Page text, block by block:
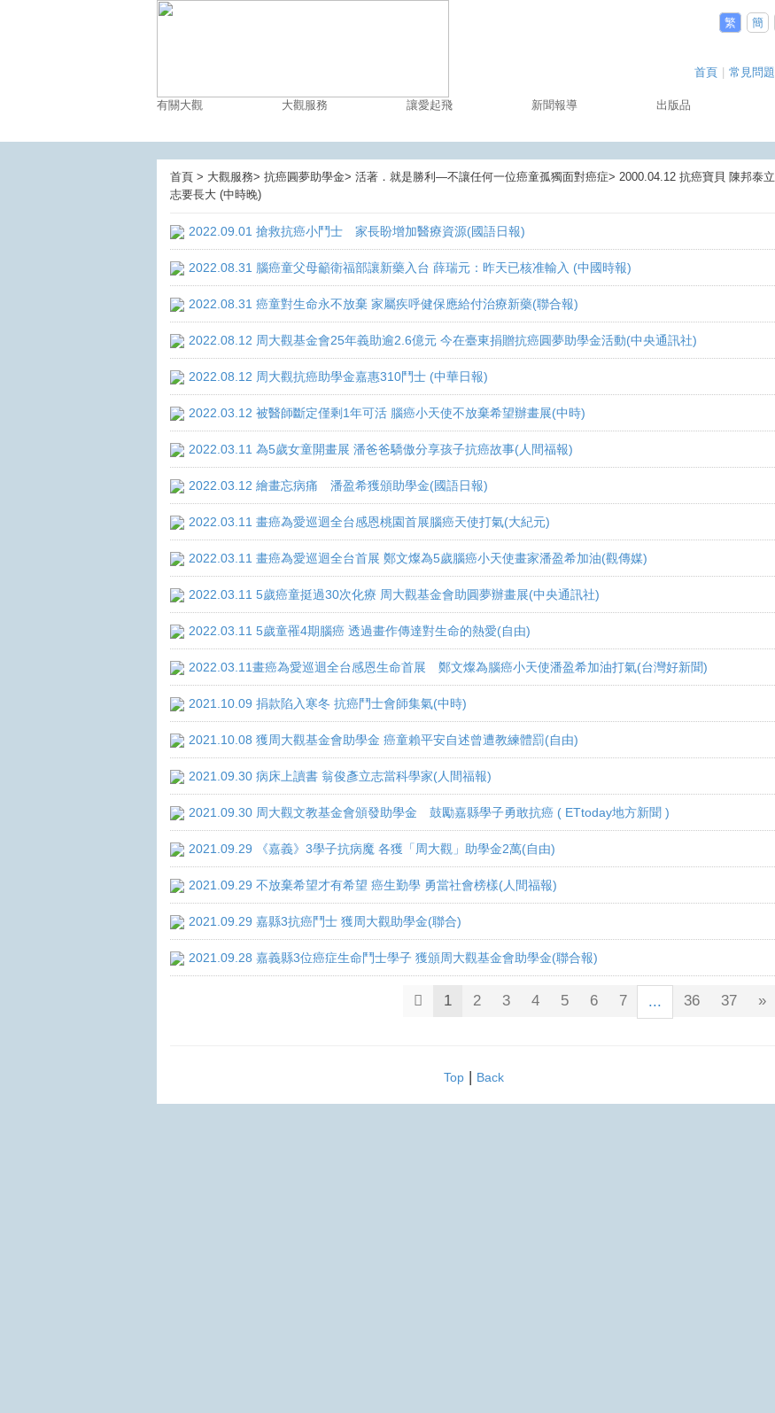
繁 簡
首頁 常見問題
有關大觀 大觀服務 讓愛起飛 新聞報導 出版品
首頁 > 大觀服務> 抗癌圓夢助學金> 活著．就是勝利—不讓任何一位癌童孤獨面對癌症> 2000.04.12 抗癌寶貝 陳邦泰立
志要長大 (中時晚)
2022.09.01 搶救抗癌小鬥士 家長盼增加醫療資源(國語日報)
2022.08.31 腦癌童父母籲衛福部讓新藥入台 薛瑞元：昨天已核准輸入 (中國時報)
2022.08.31 癌童對生命永不放棄 家屬疾呼健保應給付治療新藥(聯合報)
2022.08.12 周大觀基金會25年義助逾2.6億元 今在臺東捐贈抗癌圓夢助學金活動(中央通訊社)
2022.08.12 周大觀抗癌助學金嘉惠310鬥士 (中華日報)
2022.03.12 被醫師斷定僅剩1年可活 腦癌小天使不放棄希望辦畫展(中時)
2022.03.11 為5歲女童開畫展 潘爸爸驕傲分享孩子抗癌故事(人間福報)
2022.03.12 繪畫忘病痛 潘盈希獲頒助學金(國語日報)
2022.03.11 畫癌為愛巡迴全台感恩桃園首展腦癌天使打氣(大紀元)
2022.03.11 畫癌為愛巡迴全台首展 鄭文燦為5歲腦癌小天使畫家潘盈希加油(觀傳媒)
2022.03.11 5歲癌童挺過30次化療 周大觀基金會助圓夢辦畫展(中央通訊社)
2022.03.11 5歲童罹4期腦癌 透過畫作傳達對生命的熱愛(自由)
2022.03.11畫癌為愛巡迴全台感恩生命首展 鄭文燦為腦癌小天使潘盈希加油打氣(台灣好新聞)
2021.10.09 捐款陷入寒冬 抗癌鬥士會師集氣(中時)
2021.10.08 獲周大觀基金會助學金 癌童賴平安自述曾遭教練體罰(自由)
2021.09.30 病床上讀書 翁俊彥立志當科學家(人間福報)
2021.09.30 周大觀文教基金會頒發助學金 鼓勵嘉縣學子勇敢抗癌 ( ETtoday地方新聞 )
2021.09.29 《嘉義》3學子抗病魔 各獲「周大觀」助學金2萬(自由)
2021.09.29 不放棄希望才有希望 癌生勤學 勇當社會榜樣(人間福報)
2021.09.29 嘉縣3抗癌鬥士 獲周大觀助學金(聯合)
2021.09.28 嘉義縣3位癌症生命鬥士學子 獲頒周大觀基金會助學金(聯合報)
1 2 3 4 5 6 7 ... 36 37 »
Top| Back